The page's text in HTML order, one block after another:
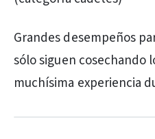
Grandes desempeños
sólo siguen cosechando
muchísima experiencia